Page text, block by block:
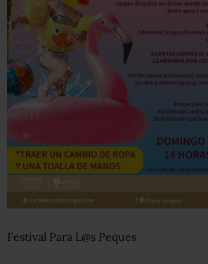
Festival Para L@s Peques